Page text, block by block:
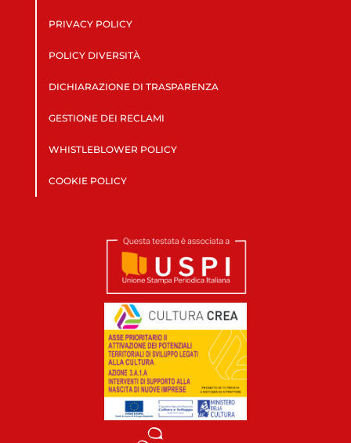
PRIVACY POLICY
POLICY DIVERSITÀ
DICHIARAZIONE DI TRASPARENZA
GESTIONE DEI RECLAMI
WHISTLEBLOWER POLICY
COOKIE POLICY